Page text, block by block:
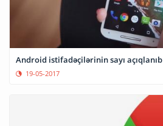
Android istifadəçilərinin sayı açıqlanıb
19-05-2017